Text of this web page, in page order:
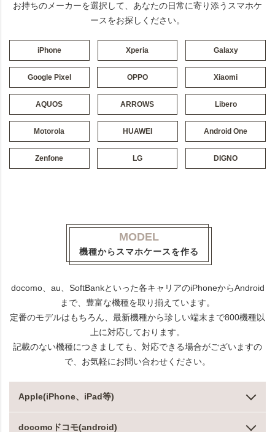
お持ちのメーカーを選択して、あなたの日常に寄り添うスマホケ
ースをお探しください。
iPhone Xperia Galaxy
Google Pixel OPPO Xiaomi
AQUOS ARROWS Libero
Motorola HUAWEI Android One
Zenfone LG DIGNO
MODEL
機種からスマホケースを作る
docomo、au、SoftBankといった各キャリアのiPhoneからAndroid
まで、豊富な機種を取り揃えています。
定番のモデルはもちろん、最新機種から珍しい端末まで800機種以
上に対応しております。
記載のない機種につきましても、対応できる場合がございますの
で、お気軽にお問い合わせください。
Apple(iPhone、iPad等)
docomoドコモ(android)